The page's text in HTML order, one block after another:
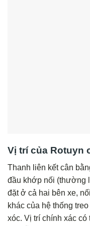
Vị trí của Rotuyn
Thanh liên kết cân
đầu khớp nối (thường
đặt ở cả hai bên xe,
khác của hệ thống
xóc. Vị trí chính xác có